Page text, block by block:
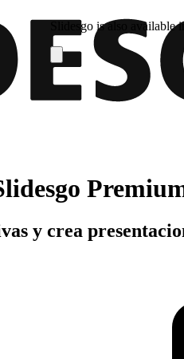
Slidesgo is also available
y crea